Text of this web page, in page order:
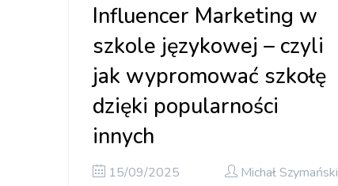
Influencer Marketing w
szkole językowej – czyli
jak wypromować szkołę
dzięki popularności
innych
15/09/2025 Michał Szymański